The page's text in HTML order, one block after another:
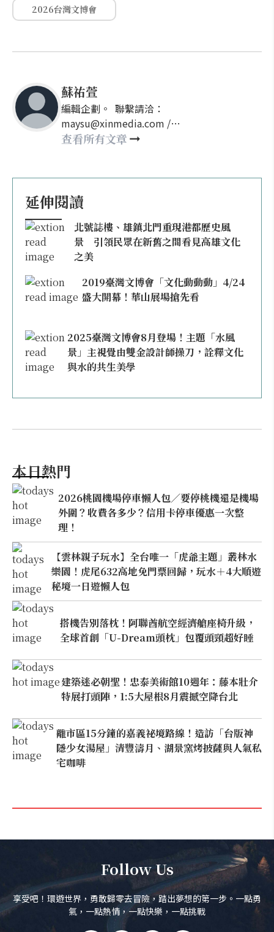
2026台灣文博會
蘇祐萱
編輯企劃。 聯繫請洽：
maysu@xinmedia.com /
may860527@gmail.com
查看所有文章
延伸閱讀
北號誌樓、雄鎮北門重現港都歷史風
景 引領民眾在新舊之間看見高雄文化
之美
2019臺灣文博會「文化動動動」4/24
盛大開幕！華山展場搶先看
2025臺灣文博會8月登場！主題「水風
景」主視覺由雙金設計師操刀，詮釋文化
與水的共生美學
本日熱門
2026桃園機場停車懶人包／要停桃機還是機場
外圍？收費各多少？信用卡停車優惠一次整
理！
【雲林親子玩水】全台唯一「虎爺主題」叢林水
樂園！虎尾632高地免門票回歸，玩水＋4大順遊
秘境一日遊懶人包
搭機告別落枕！阿聯酋航空經濟艙座椅升級，
全球首創「U-Dream頭枕」包覆頭頸超好睡
建築迷必朝聖！忠泰美術館10週年：藤本壯介
特展打頭陣，1:5大屋根8月震撼空降台北
離市區15分鐘的嘉義祕境路線！造訪「台版神
隱少女湯屋」清豐濤月、湖景窯烤披薩與人氣私
宅咖啡
Follow Us
享受吧！環遊世界，勇敢歸零去冒險，踏出夢想的第一步。一點勇
氣，一點熱情，一點快樂，一點挑戰